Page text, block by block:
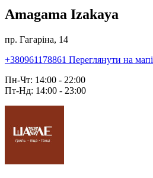
Amagama Izakaya
пр. Гагаріна, 14
+380961178861 Переглянути на мапі
Пн-Чт: 14:00 - 22:00
Пт-Нд: 14:00 - 23:00